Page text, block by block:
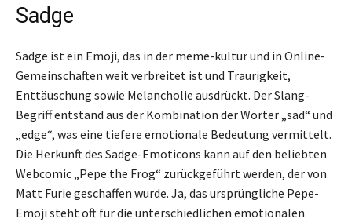
Sadge
Sadge ist ein Emoji, das in der meme-kultur und in Online-
Gemeinschaften weit verbreitet ist und Traurigkeit,
Enttäuschung sowie Melancholie ausdrückt. Der Slang-
Begriff entstand aus der Kombination der Wörter „sad“ und
„edge“, was eine tiefere emotionale Bedeutung vermittelt.
Die Herkunft des Sadge-Emoticons kann auf den beliebten
Webcomic „Pepe the Frog“ zurückgeführt werden, der von
Matt Furie geschaffen wurde. Ja, das ursprüngliche Pepe-
Emoji steht oft für die unterschiedlichen emotionalen